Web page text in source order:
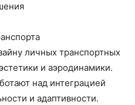
личных транспортных
и аэродинамики.
над интеграцией
и адаптивности.